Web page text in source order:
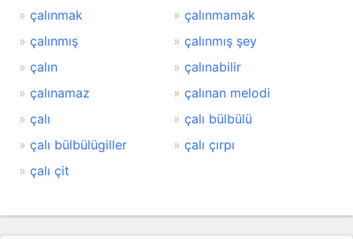
çalınmak
çalınmamak
çalınmış
çalınmış şey
çalın
çalınabilir
çalınamaz
çalınan melodi
çalı
çalı bülbülü
çalı bülbülügiller
çalı çırpı
çalı çit